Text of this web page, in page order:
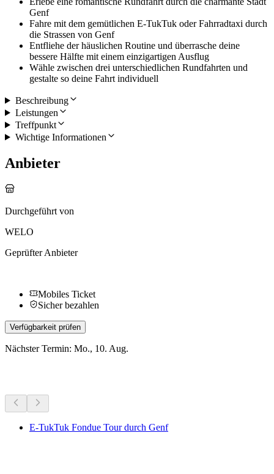
Genf
Fahre mit dem gemütlichen E-TukTuk oder Fahrradtaxi durch
die Strassen von Genf
Entfliehe der häuslichen Routine und überrasche deine
bessere Hälfte mit einem einzigartigen Ausflug
Wähle zwischen drei unterschiedlichen Rundfahrten und
gestalte so deine Fahrt individuell
Beschreibung
Leistungen
Treffpunkt
Wichtige Informationen
Anbieter
Durchgeführt von
WELO
Geprüfter Anbieter
Mobiles Ticket
Sicher bezahlen
Verfügbarkeit prüfen
Nächster Termin: Mo., 10. Aug.
E-TukTuk Fondue Tour durch Genf